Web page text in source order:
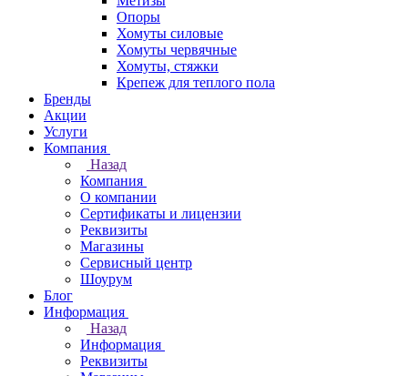
Опоры
Хомуты силовые
Хомуты червячные
Хомуты, стяжки
Крепеж для теплого пола
Бренды
Акции
Услуги
Компания
Назад
Компания
О компании
Сертификаты и лицензии
Реквизиты
Магазины
Сервисный центр
Шоурум
Блог
Информация
Назад
Информация
Реквизиты